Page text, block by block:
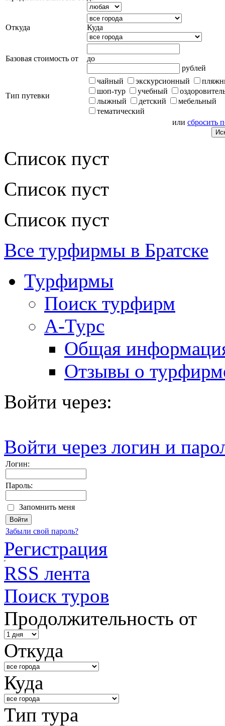
Откуда Куда
Базовая стоимость от
до
рублей
Тип путевки
чайный экскурсионный
шоп-тур
учебный
лыжный
детский
мебельный
тематический
или сбросить
Список пуст
Список пуст
Список пуст
Все турфирмы в Братске
Турфирмы
Поиск турфирм
А-Турс
Общая
Отзывы о
Войти через:
Войти через логин и
Логин:
Пароль:
Запомнить меня
Забыли свой пароль?
Регистрация
RSS лента
Поиск туров
Продолжительность от
Откуда
Куда
Тип тура